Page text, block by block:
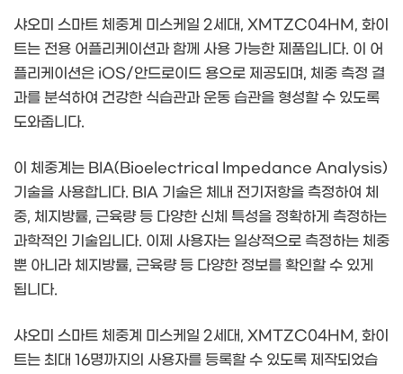
샤오미 스마트 체중계 미스케일 2세대, XMTZC04HM, 화이
트는 전용 어플리케이션과 함께 사용 가능한 제품입니다. 이 어
플리케이션은 iOS/안드로이드 용으로 제공되며, 체중 측정 결
과를 분석하여 건강한 식습관과 운동 습관을 형성할 수 있도록
도와줍니다.
이 체중계는 BIA(Bioelectrical Impedance Analysis)
기술을 사용합니다. BIA 기술은 체내 전기저항을 측정하여 체
중, 체지방률, 근육량 등 다양한 신체 특성을 정확하게 측정하는
과학적인 기술입니다. 이제 사용자는 일상적으로 측정하는 체중
뿐 아니라 체지방률, 근육량 등 다양한 정보를 확인할 수 있게
됩니다.
샤오미 스마트 체중계 미스케일 2세대, XMTZC04HM, 화이
트는 최대 16명까지의 사용자를 등록할 수 있도록 제작되었습